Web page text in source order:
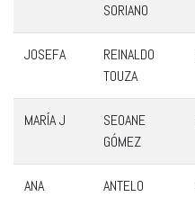
SORIANO
JOSEFA
REINALDO
TOUZA
MARÍA J
SEOANE
GÓMEZ
ANA
ANTELO